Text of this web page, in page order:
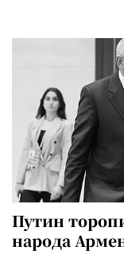
Путин
народа